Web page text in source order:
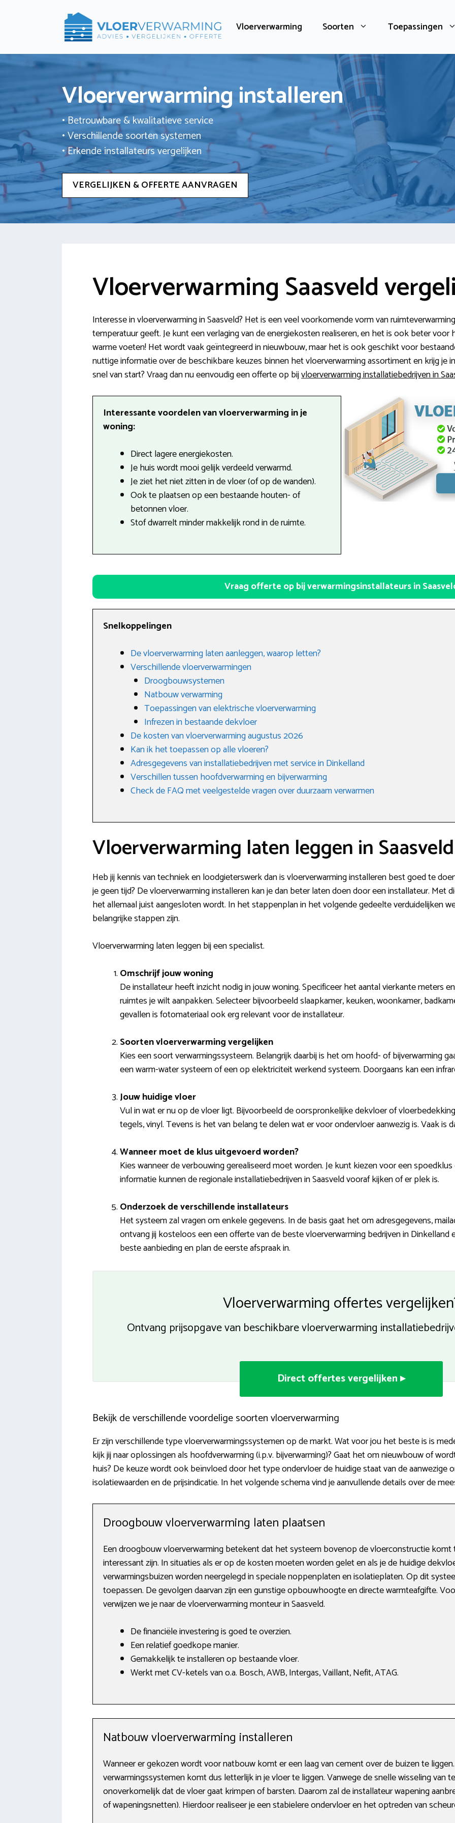
Vloerverwarming Soorten Toepassingen
Vloerverwarming installeren
• Betrouwbare & kwalitatieve service
• Verschillende soorten systemen
• Erkende installateurs vergelijken
VERGELIJKEN & OFFERTE AANVRAGEN
Vloerverwarming Saasveld
Interesse in vloerverwarming in Saasveld? Het is een veel voorkomende vorm van
temperatuur geeft. Je kunt een verlaging van de energiekosten realiseren, en het is ook beter
warme voeten! Het wordt vaak geïntegreerd in nieuwbouw, maar het is ook geschikt voor
nuttige informatie over de beschikbare keuzes binnen het vloerverwarming assortiment en krijg je
snel van start? Vraag dan nu eenvoudig een offerte op bijvloerverwarming installatiebedrijven in
Interessante voordelen van vloerverwarming in je
woning:
Direct lagere energiekosten.
Je huis wordt mooi gelijk verdeeld verwarmd.
Je ziet het niet zitten in de vloer (of op de wanden).
Ook te plaatsen op een bestaande houten- of
betonnen vloer.
Stof dwarrelt minder makkelijk rond in de ruimte.
Vraag offerte op bij verwarmingsinstallateurs in
Snelkoppelingen
De vloerverwarming laten aanleggen, waarop letten?
Verschillende vloerverwarmingen
Droogbouwsystemen
Natbouw verwarming
Toepassingen van elektrische vloerverwarming
Infrezen in bestaande dekvloer
De kosten van vloerverwarming augustus 2026
Kan ik het toepassen op alle vloeren?
Adresgegevens van installatiebedrijven met service in Dinkelland
Verschillen tussen hoofdverwarming en bijverwarming
Check de FAQ met veelgestelde vragen over duurzaam verwarmen
Vloerverwarming laten leggen in Saasveld
Heb jij kennis van techniek en loodgieterswerk dan is vloerverwarming installeren best goed te
je geen tijd? De vloerverwarming installeren kan je dan beter laten doen door een installateur. Met
het allemaal juist aangesloten wordt. In het stappenplan in het volgende gedeelte verduidelijken
belangrijke stappen zijn.
Vloerverwarming laten leggen bij een specialist.
Omschrijf jouw woning
De installateur heeft inzicht nodig in jouw woning. Specificeer het aantal vierkante meters
ruimtes je wilt aanpakken. Selecteer bijvoorbeeld slaapkamer, keuken, woonkamer,
gevallen is fotomateriaal ook erg relevant voor de installateur.
Soorten vloerverwarming vergelijken
Kies een soort verwarmingssysteem. Belangrijk daarbij is het om hoofd- of bijverwarming
een warm-water systeem of een op elektriciteit werkend systeem. Doorgaans kan een
Jouw huidige vloer
Vul in wat er nu op de vloer ligt. Bijvoorbeeld de oorspronkelijke dekvloer of
tegels, vinyl. Tevens is het van belang te delen wat er voor ondervloer aanwezig is. Vaak is
Wanneer moet de klus uitgevoerd worden?
Kies wanneer de verbouwing gerealiseerd moet worden. Je kunt kiezen voor een
informatie kunnen de regionale installatiebedrijven in Saasveld vooraf kijken of er plek is.
Onderzoek de verschillende installateurs
Het systeem zal vragen om enkele gegevens. In de basis gaat het om adresgegevens,
ontvang jij kosteloos een een offerte van de beste vloerverwarming bedrijven in Dinkelland
beste aanbieding en plan de eerste afspraak in.
Vloerverwarming offertes
Ontvang prijsopgave van beschikbare vloerverwarming
Direct offertes vergelijken ▸
Bekijk de verschillende voordelige soorten vloerverwarming
Er zijn verschillende type vloerverwarmingssystemen op de markt. Wat voor jou het beste is is
kijk jij naar oplossingen als hoofdverwarming (i.p.v. bijverwarming)? Gaat het om nieuwbouw of
huis? De keuze wordt ook beïnvloed door het type ondervloer de huidige staat van de aanwezige
isolatiewaarden en de prijsindicatie. In het volgende schema vind je aanvullende details over de
Droogbouw vloerverwarming laten plaatsen
Een droogbouw vloerverwarming betekent dat het systeem bovenop de vloerconstructie komt
interessant zijn. In situaties als er op de kosten moeten worden gelet en als je de huidige
verwarmingsbuizen worden neergelegd in speciale noppenplaten en isolatieplaten. Op dit
toepassen. De gevolgen daarvan zijn een gunstige opbouwhoogte en directe warmteafgifte.
verwijzen we je naar de vloerverwarming monteur in Saasveld.
De financiële investering is goed te overzien.
Een relatief goedkope manier.
Gemakkelijk te installeren op bestaande vloer.
Werkt met CV-ketels van o.a. Bosch, AWB, Intergas, Vaillant, Nefit, ATAG.
Natbouw vloerverwarming installeren
Wanneer er gekozen wordt voor natbouw komt er een laag van cement over de buizen te
verwarmingssystemen komt dus letterlijk in je vloer te liggen. Vanwege de snelle wisseling van
onoverkomelijk dat de vloer gaat krimpen of barsten. Daarom zal de installateur wapening
of wapeningsnetten). Hierdoor realiseer je een stabielere ondervloer en het optreden van